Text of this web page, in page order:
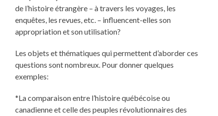
de l’histoire étrangère – à travers les voyages, les
enquêtes, les revues, etc. – influencent-elles son
appropriation et son utilisation?
Les objets et thématiques qui permettent d’aborder ces
questions sont nombreux. Pour donner quelques
exemples:
*La comparaison entre l’histoire québécoise ou
canadienne et celle des peuples révolutionnaires des